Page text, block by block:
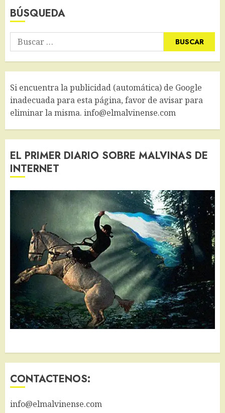
BÚSQUEDA
Buscar:
Si encuentra la publicidad (automática) de Google
inadecuada para esta página, favor de avisar para
eliminar la misma. info@elmalvinense.com
EL PRIMER DIARIO SOBRE MALVINAS DE
INTERNET
CONTACTENOS:
info@elmalvinense.com